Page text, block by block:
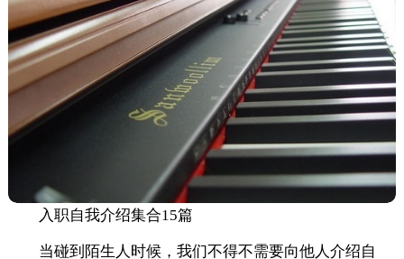
入职自我介绍集合15篇
当碰到陌生人时候，我们不得不需要向他人介绍自